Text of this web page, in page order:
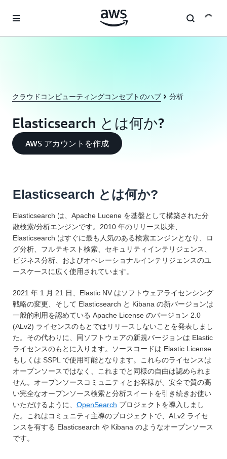
クラウドコンピューティングコンセプトのハブ 分析
Elasticsearch とは何か?
AWS アカウントを作成
Elasticsearch とは何か?
Elasticsearch は、Apache Lucene を基盤として構築された分
散検索/分析エンジンです。2010 年のリリース以来、
Elasticsearch はすぐに最も人気のある検索エンジンとなり、ロ
グ分析、フルテキスト検索、セキュリティインテリジェンス、
ビジネス分析、およびオペレーショナルインテリジェンスのユ
ースケースに広く使用されています。
2021 年 1 月 21 日、Elastic NV はソフトウェアライセンシング
戦略の変更、そして Elasticsearch と Kibana の新バージョンは
一般的利用を認めている Apache License のバージョン 2.0
(ALv2) ライセンスのもとではリリースしないことを発表しまし
た。その代わりに、同ソフトウェアの新規バージョンは Elastic
ライセンスのもとに入ります。ソースコードは Elastic License
もしくは SSPL で使用可能となります。これらのライセンスは
オープンソースではなく、これまでと同様の自由は認められま
せん。オープンソースコミュニティとお客様が、安全で質の高
い完全なオープンソース検索と分析スイートを引き続きお使い
いただけるように、 OpenSearch プロジェクトを導入しまし
た。これはコミュニティ主導のプロジェクトで、ALv2 ライセ
ンスを有する Elasticsearch や Kibana のようなオープンソース
です。